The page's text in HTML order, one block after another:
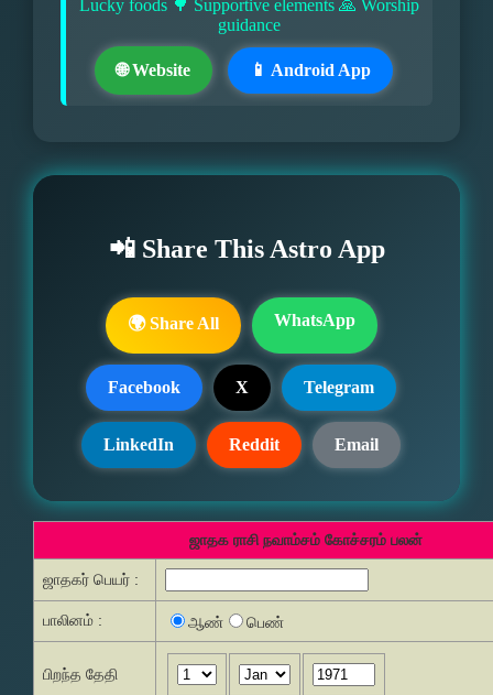
Lucky foods 🌳 Supportive elements 🙏 Worship
guidance
🌐 Website 📱 Android App
📲 Share This Astro App
🌍 Share All WhatsApp
Facebook X Telegram
LinkedIn Reddit Email
ஜாதக ராசி நவாம்சம் கோச்சரம் பலன்
ஜாதகர் பெயர் :
பாலினம் : ஆண் பெண்
பிறந்த தேதி